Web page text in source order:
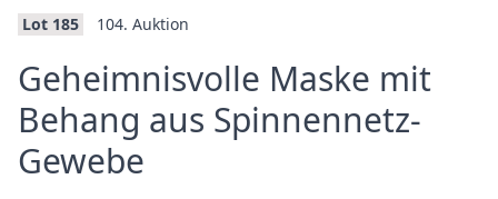
Lot 185 104. Auktion
Geheimnisvolle Maske mit
Behang aus Spinnennetz-
Gewebe